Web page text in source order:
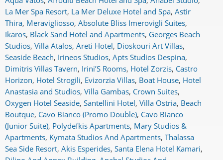
La Mer Spa Resort, La Mer Deluxe Hotel and Spa, Astir
Thira, Meravigliosso, Absolute Bliss Imerovigli Suites,
Ikaros, Black Sand Hotel and Apartments, Georges Beach
Studios, Villa Atalos, Areti Hotel, Dioskouri Art Villas,
Seaside Beach, Irineos Studios, Apts Studios Despina,
Dimitris Villas Tavern, Irini’S Rooms, Hotel Zorzis, Castro
Horizon, Hotel Strogili, Evizorzia Villas, Boat House, Hotel
Anastasia and Studios, Villa Gambas, Crown Suites,
Oxygen Hotel Seaside, Santellini Hotel, Villa Ostria, Beach
Boutque, Cavo Bianco (Promo Double), Cavo Bianco
(Junior Suite), Polydefkis Apartments, Mary Studios &
Apartments, Kymata Studios And Apartments, Thalassa
Sea Side Resort, Akis Esperides, Santa Elena Hotel Kamari,